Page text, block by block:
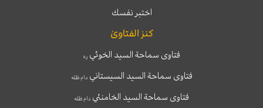
اختبر نفسك
كنز الفتاوىٰ
فتاوى سماحة السيد الخوئيره
فتاوى سماحة السيد السيستانيدام ظله
فتاوى سماحة السيد الخامنئي دام ظله